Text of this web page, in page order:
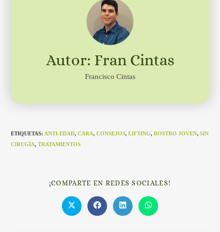
Autor: Fran Cintas
Francisco Cintas
ETIQUETAS: ANTI-EDAD, CARA, CONSEJOS, LIFTING, ROSTRO JOVEN, SIN
CIRUGÍA, TRATAMIENTOS
¡COMPARTE EN REDES SOCIALES!